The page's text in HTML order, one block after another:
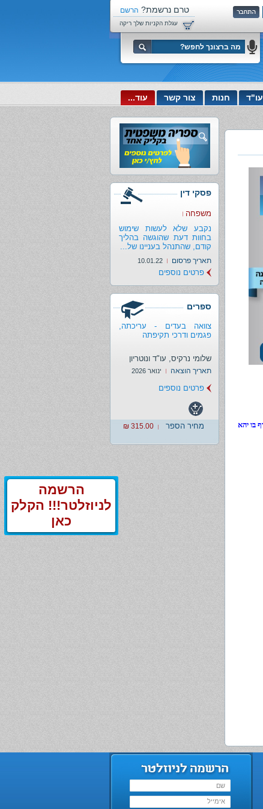
טרם נרשמת? הרשם
עכשיו!
עגלת הקניות שלך ריקה
חנות צור קשר עוד...
בו יהא
פסקי דין
משפחה
נקבע שלא לעשות שימוש
בחוות דעת שהוגשה בהליך
קודם, שהתנהל בעניינו של...
תאריך פרסום 10.01.22
פרטים נוספים
ספרים
צוואה בעדים - עריכתה,
פגמים ודרכי תקיפתה
שלומי נרקיס, עו"ד ונוטריון
תאריך הוצאה ינואר 2026
מחיר הספר 315.00 ₪
פרטים נוספים
הרשמה
לניוזלטר!!! הקלק
כאן